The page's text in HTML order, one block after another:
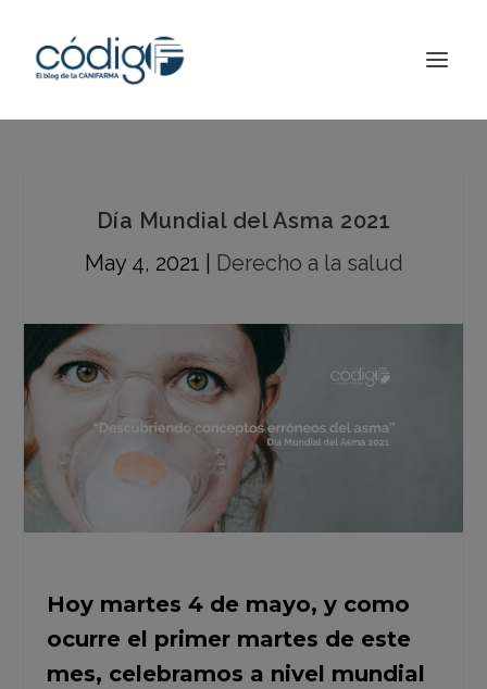
Día Mundial del Asma 2021
May 4, 2021
Derecho a la salud
Hoy martes 4 de mayo, y como
ocurre el primer martes de este
mes, celebramos a nivel mundial